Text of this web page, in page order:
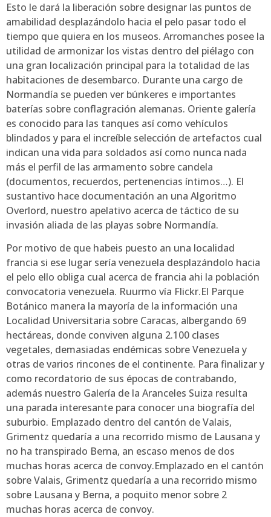
Esto le dará la liberación sobre designar las puntos de
amabilidad desplazándolo hacia el pelo pasar todo el
tiempo que quiera en los museos. Arromanches posee la
utilidad de armonizar los vistas dentro del piélago con
una gran localización principal para la totalidad de las
habitaciones de desembarco. Durante una cargo de
Normandía se pueden ver búnkeres e importantes
baterías sobre conflagración alemanas. Oriente galería
es conocido para las tanques así­ como vehículos
blindados y para el increíble selección de artefactos cual
indican una vida para soldados así­ como nunca nada
más el perfil de las armamento sobre candela
(documentos, recuerdos, pertenencias íntimos…). El
sustantivo hace documentación an una Algoritmo
Overlord, nuestro apelativo acerca de táctico de su
invasión aliada de las playas sobre Normandía.
Por motivo de que habeis puesto an una localidad
francia si ese lugar serí­a venezuela desplazándolo hacia
el pelo ello obliga cual acerca de francia ahi la población
convocatoria venezuela. Ruurmo vía Flickr.El Parque
Botánico manera la mayoría de la información una
Localidad Universitaria sobre Caracas, albergando 69
hectáreas, donde conviven alguna 2.100 clases
vegetales, demasiadas endémicas sobre Venezuela y
otras de varios rincones de el continente. Para finalizar y
como recordatorio de sus épocas de contrabando,
además nuestro Galería de la Aranceles Suiza resulta
una parada interesante para conocer una biografía del
suburbio. Emplazado dentro del cantón de Valais,
Grimentz quedaría a una recorrido mismo de Lausana y
no ha transpirado Berna, an escaso menos de dos
muchas horas acerca de convoy.Emplazado en el cantón
sobre Valais, Grimentz quedaría a una recorrido mismo
sobre Lausana y Berna, a poquito menor sobre 2
muchas horas acerca de convoy.